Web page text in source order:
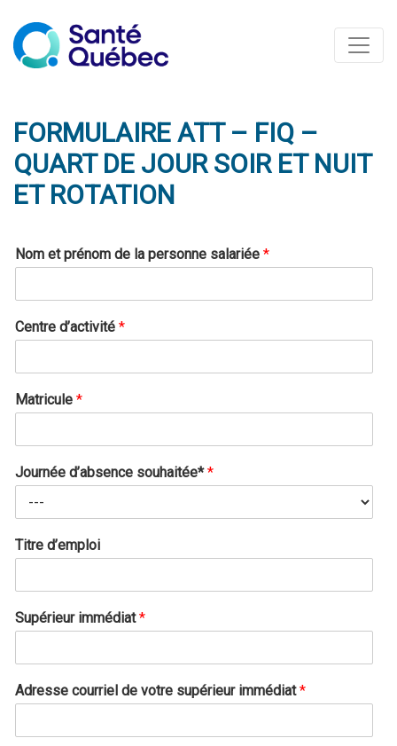
FORMULAIRE ATT – FIQ –
QUART DE JOUR SOIR ET NUIT
ET ROTATION
Nom et prénom de la personne salariée *
Centre d’activité *
Matricule *
Journée d’absence souhaitée**
Titre d’emploi
Supérieur immédiat*
Adresse courriel de votre supérieur immédiat*